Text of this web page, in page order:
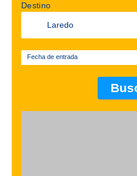
Destino
Fecha de entrada